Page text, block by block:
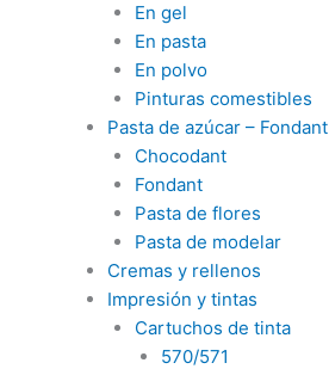
En gel
En pasta
En polvo
Pinturas comestibles
Pasta de azúcar – Fondant
Chocodant
Fondant
Pasta de flores
Pasta de modelar
Cremas y rellenos
Impresión y tintas
Cartuchos de tinta
570/571